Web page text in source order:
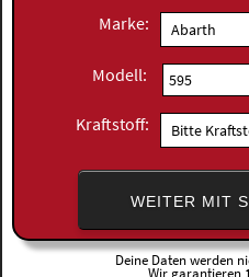
Marke:
Modell:
Kraftstoff:
WEITER MIT
Deine Daten werden
Wir garantieren